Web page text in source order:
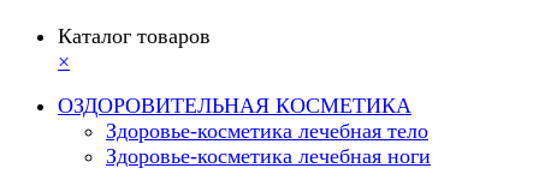
Каталог товаров
×
ОЗДОРОВИТЕЛЬНАЯ КОСМЕТИКА
Здоровье-косметика лечебная тело
Здоровье-косметика лечебная ноги